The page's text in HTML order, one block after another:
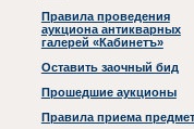
Правила проведения
аукциона антикварных
галерей «Кабинетъ»
Оставить заочный бид
Прошедшие аукционы
Правила приема